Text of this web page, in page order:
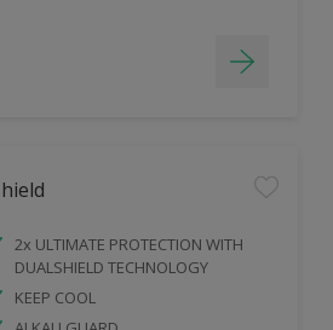
2x ULTIMATE PROTECTION WITH
DUALSHIELD TECHNOLOGY
KEEP COOL